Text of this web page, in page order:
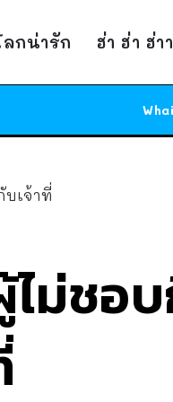
กน่ารัก ฮ่า ฮ่า ฮ่า
เจ้าที่
ม่ชอ